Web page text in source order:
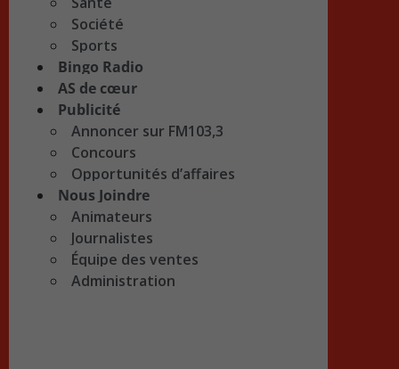
Société
Sports
Bingo Radio
AS de cœur
Publicité
Annoncer sur FM103,3
Concours
Opportunités d’affaires
Nous Joindre
Animateurs
Journalistes
Équipe des ventes
Administration